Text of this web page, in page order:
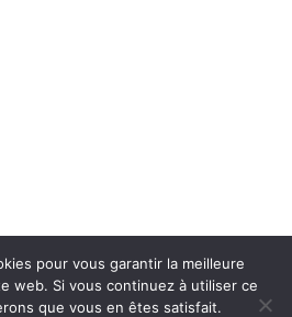
–info@productionsdelonde.com
pour vous garantir la meilleure
web. Si vous continuez à utiliser ce
que vous en êtes satisfait.